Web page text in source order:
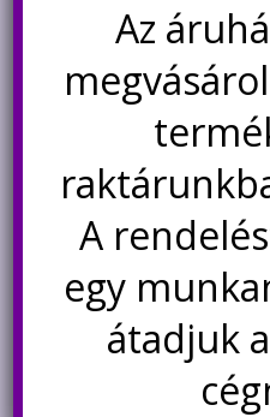
Handskit 90W programozható
forrasztópáka LED kijelzővel
Az
A
egy
átadjuk